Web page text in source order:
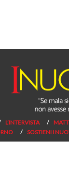
L’INTERVISTA
SOSTIENI I